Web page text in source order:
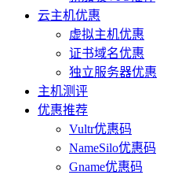
云主机优惠
虚拟主机优惠
证书域名优惠
独立服务器优惠
主机测评
优惠推荐
Vultr优惠码
NameSilo优惠码
Gname优惠码